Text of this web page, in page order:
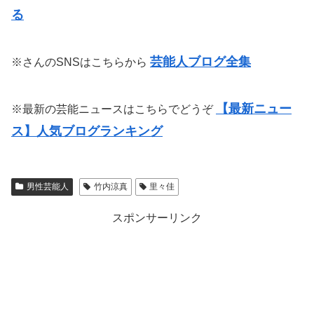
る
※さんのSNSはこちらから 芸能人ブログ全集
※最新の芸能ニュースはこちらでどうぞ
【最新ニュー
ス】人気ブログランキング
男性芸能人 竹内涼真 里々佳
スポンサーリンク